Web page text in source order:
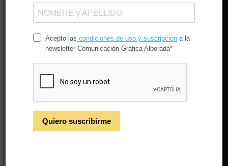
CG Alborada renueva
certificación ISO 12647
15 de enero de 2026 / enNoticias
garantizando pruebas de color fiables y precisas
para todos tus proyectos gráficos.